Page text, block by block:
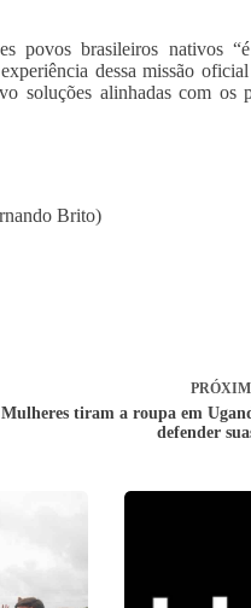
povos brasileiros nativos
dessa missão
soluções alinhadas com os
Brito)
Mulheres tiram a roupa em
defender